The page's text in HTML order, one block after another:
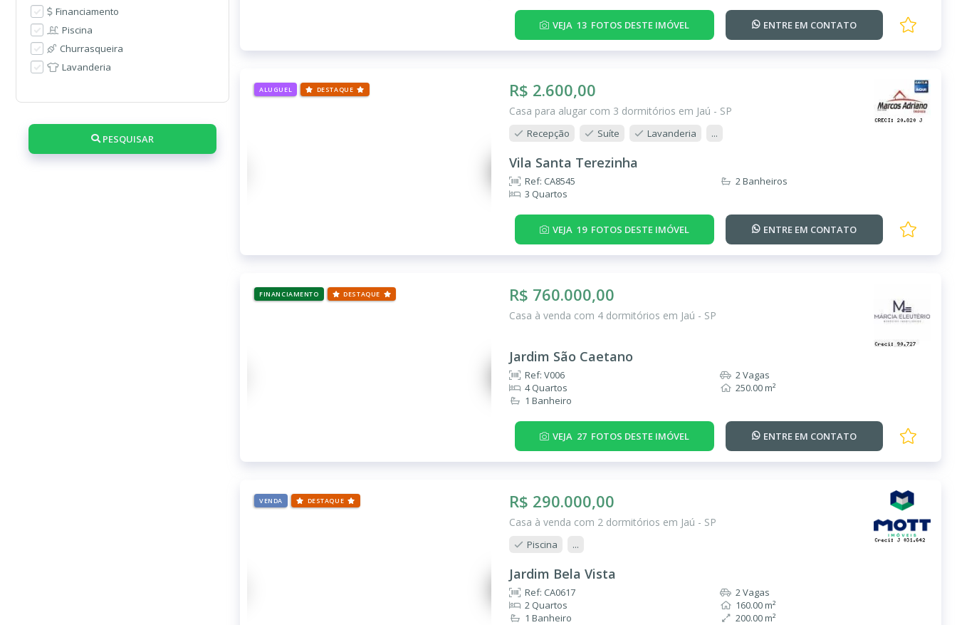
Financiamento
Piscina
Churrasqueira
Lavanderia
PESQUISAR
VEJA 13 FOTOS DESTE IMÓVEL ENTRE EM CONTATO
ALUGUEL DESTAQUE R$ 2.600,00
Casa para alugar com 3 dormitórios em Jaú - SP
Recepção Suíte Lavanderia ...
Vila Santa Terezinha
Ref: CA8545
3 Quartos
2 Banheiros
VEJA 19 FOTOS DESTE IMÓVEL ENTRE EM CONTATO
FINANCIAMENTO DESTAQUE R$ 760.000,00
Casa à venda com 4 dormitórios em Jaú - SP
Jardim São Caetano
Ref: V006
4 Quartos
1 Banheiro
2 Vagas
250.00 m²
VEJA 27 FOTOS DESTE IMÓVEL ENTRE EM CONTATO
VENDA DESTAQUE R$ 290.000,00
Casa à venda com 2 dormitórios em Jaú - SP
Piscina ...
Jardim Bela Vista
Ref: CA0617
2 Quartos
1 Banheiro
2 Vagas
160.00 m²
200.00 m²